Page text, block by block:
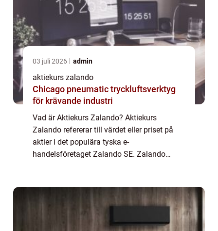
03 juli 2026 admin
aktiekurs zalando
Chicago pneumatic tryckluftsverktyg
för krävande industri
Vad är Aktiekurs Zalando? Aktiekurs
Zalando refererar till värdet eller priset på
aktier i det populära tyska e-
handelsföretaget Zalando SE. Zalando